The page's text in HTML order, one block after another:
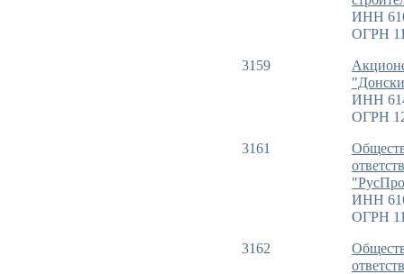
ИНН
ОГРН
3159
ИНН
ОГРН
3161
ИНН
ОГРН
3162